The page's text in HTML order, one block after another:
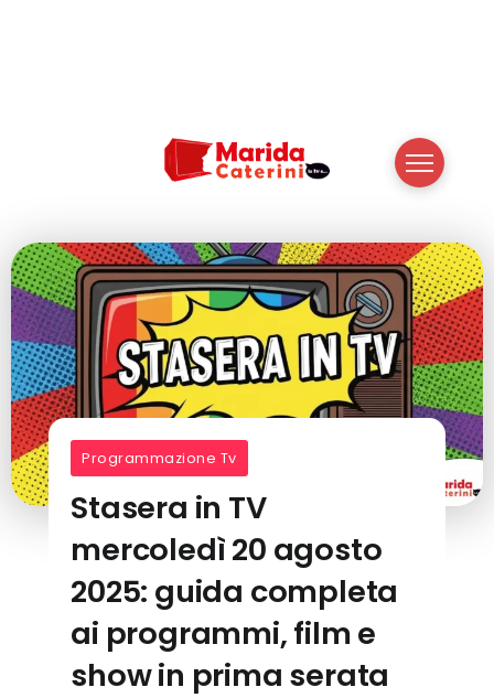
Programmazione Tv
Stasera in TV
mercoledì 20 agosto
2025: guida completa
ai programmi, film e
show in prima serata